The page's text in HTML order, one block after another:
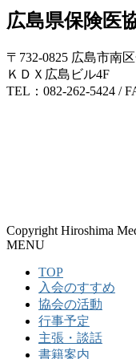
広島県保険医
〒732-0825 広島市南
ＫＤＸ広島ビル4F
TEL：082-262-5424 /
Copyright Hiroshima
MENU
TOP
入会のすすめ
協会の活動
行事予定
主張・談話
書籍案内